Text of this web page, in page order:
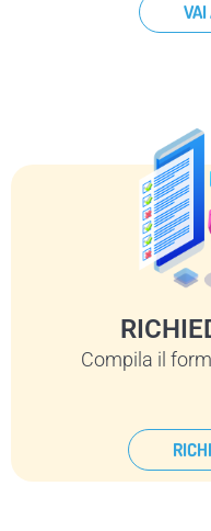
VAI
Compila il